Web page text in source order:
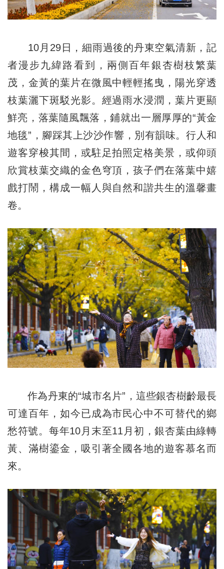
10月29日，細雨過後的丹東空氣清新，記
者漫步九緯路看到，兩側百年銀杏樹枝繁葉
茂，金黃的葉片在微風中輕輕搖曳，陽光穿透
枝葉灑下斑駁光影。經過雨水浸潤，葉片更顯
鮮亮，落葉隨風飄落，鋪就出一層厚厚的“黃金
地毯”，腳踩其上沙沙作響，別有韻味。行人和
遊客穿梭其間，或駐足拍照定格美景，或仰頭
欣賞枝葉交織的金色穹頂，孩子們在落葉中嬉
戲打鬧，構成一幅人與自然和諧共生的溫馨畫
卷。
作為丹東的“城市名片”，這些銀杏樹齡最長
可達百年，如今已成為市民心中不可替代的鄉
愁符號。每年10月末至11月初，銀杏葉由綠轉
黃、滿樹鎏金，吸引著全國各地的遊客慕名而
來。